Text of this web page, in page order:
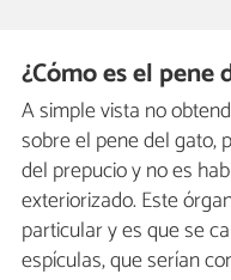
¿Cómo es el pene
A simple vista no
sobre el pene del gato,
del prepucio y no es
exteriorizado. Este
particular y es que se
espículas, que serían